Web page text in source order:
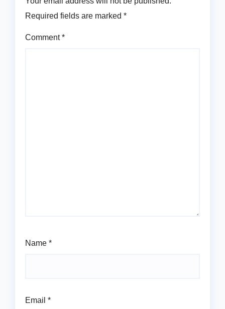
Required fields are marked *
Comment*
Name *
Email *